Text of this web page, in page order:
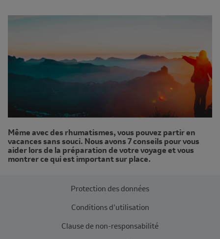
Même avec des rhumatismes, vous pouvez partir en
vacances sans souci. Nous avons 7 conseils pour vous
aider lors de la préparation de votre voyage et vous
montrer ce qui est important sur place.
Protection des données
Conditions d’utilisation
Clause de non-responsabilité